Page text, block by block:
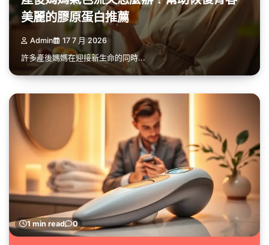
美麗的膠原蛋白推薦
Admin 17 7 月 2026
許多產後媽媽在迎接新生命的同時...
1 min read 0